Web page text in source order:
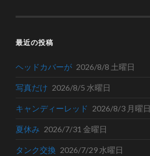
最近の投稿
ヘッドカバーが 2026/8/8 土曜日
写真だけ 2026/8/5 水曜日
キャンディーレッド 2026/8/3 月曜日
夏休み 2026/7/31 金曜日
タンク交換 2026/7/29 水曜日